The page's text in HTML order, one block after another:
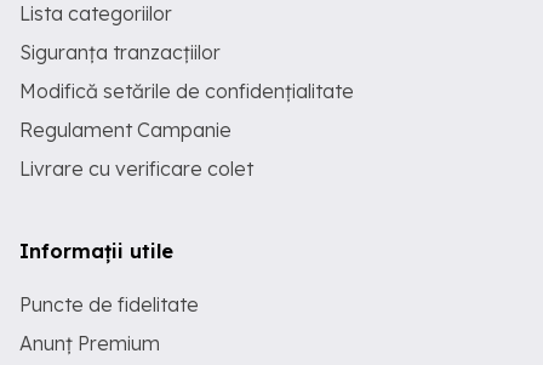
Lista categoriilor
Siguranța tranzacțiilor
Modifică setările de confidențialitate
Regulament Campanie
Livrare cu verificare colet
Informații utile
Puncte de fidelitate
Anunț Premium